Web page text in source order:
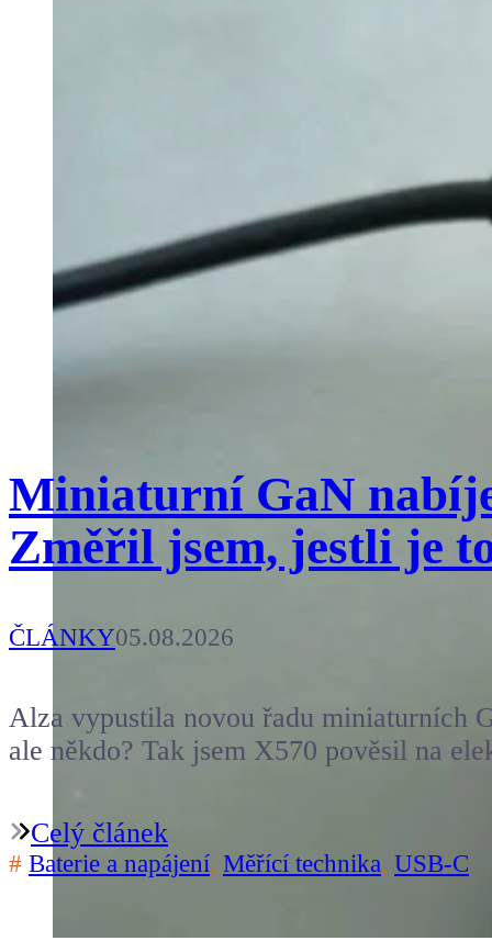
Miniaturní GaN
Změřil jsem, jestli je
ČLÁNKY05.08.2026
Alza vypustila novou řadu miniaturních
ale někdo? Tak jsem X570 pověsil na
Celý článek
# Baterie a napájení, Měřící technika, USB-C